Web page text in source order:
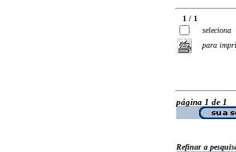
1 / 1
seleciona
para
página 1 de 1
Refinar a